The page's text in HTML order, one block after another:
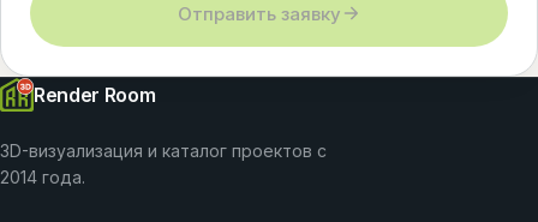
Отправить заявку
Render Room
3D-визуализация и каталог проектов с
2014 года.